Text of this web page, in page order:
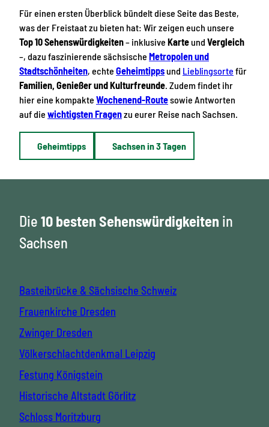
s
p
i
e
l
e
n
Für einen ersten Überblick bündelt diese Seite das Beste,
was der Freistaat zu bieten hat: Wir zeigen euch unsere
Top 10 Sehenswürdigkeiten– inklusive Karteund Vergleich
–, dazu faszinierende sächsische Metropolen und
Stadtschönheiten, echte Geheimtippsund Lieblingsorte für
Familien, Genießer und Kulturfreunde. Zudem findet ihr
hier eine kompakte Wochenend-Routesowie Antworten
auf die wichtigsten Fragenzu eurer Reise nach Sachsen.
Geheimtipps Sachsen in 3 Tagen
Die 10 besten Sehenswürdigkeiten in
Sachsen
Basteibrücke & Sächsische Schweiz
Frauenkirche Dresden
Zwinger Dresden
Völkerschlachtdenkmal Leipzig
Festung Königstein
Historische Altstadt Görlitz
Schloss Moritzburg